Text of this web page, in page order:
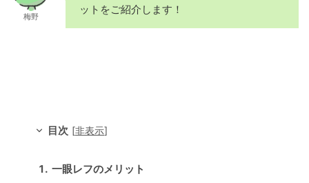
梅野
ットをご紹介します！
目次 [非表示]
一眼レフのメリット